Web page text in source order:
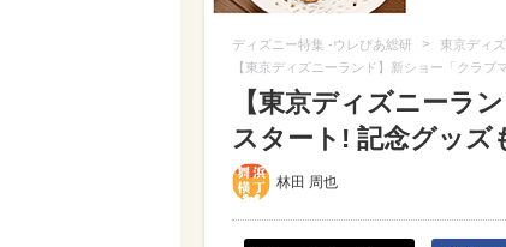
ディズニー特集 -ウレぴあ総研 > 東京ディ
【東京ディズニーランド】新ショー「クラ
【東京ディズニーラ
スタート! 記念グッズ
林田 周也